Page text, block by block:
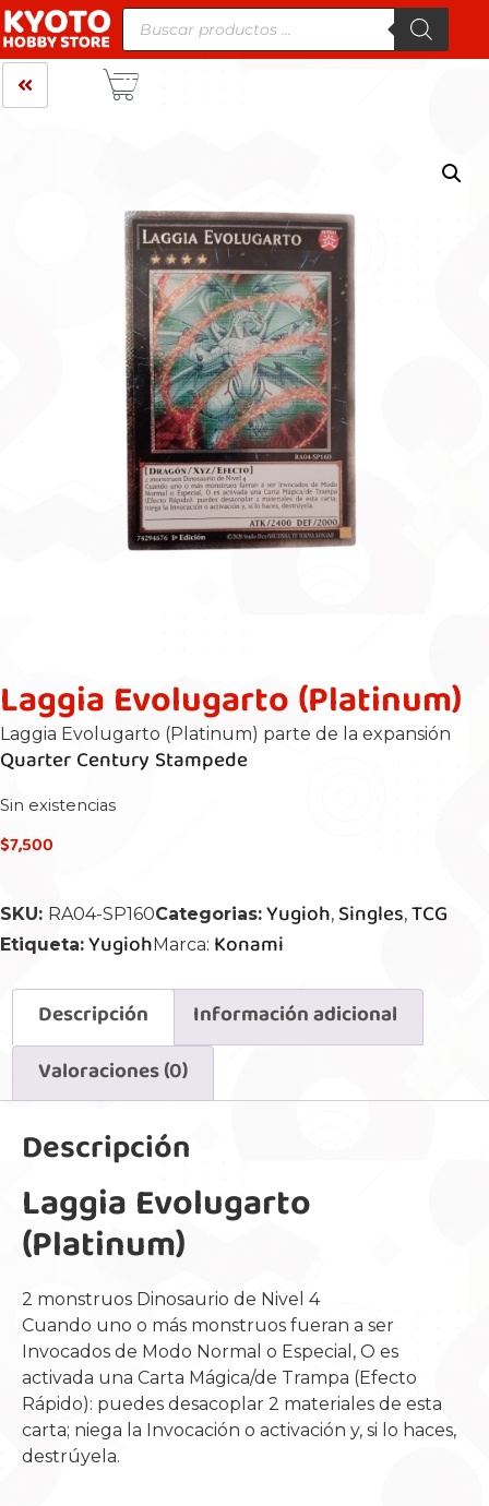
Laggia Evolugarto (Platinum)
Laggia Evolugarto (Platinum) parte de la expansión
Quarter Century Stampede
Sin existencias
$7,500
SKU: RA04-SP160Categorias: Yugioh, Singles, TCG
Etiqueta: Yugioh Marca: Konami
Descripción
Información adicional
Valoraciones (0)
Descripción
Laggia Evolugarto
(Platinum)
2 monstruos Dinosaurio de Nivel 4
Cuando uno o más monstruos fueran a ser
Invocados de Modo Normal o Especial, O es
activada una Carta Mágica/de Trampa (Efecto
Rápido): puedes desacoplar 2 materiales de esta
carta; niega la Invocación o activación y, si lo haces,
destrúyela.